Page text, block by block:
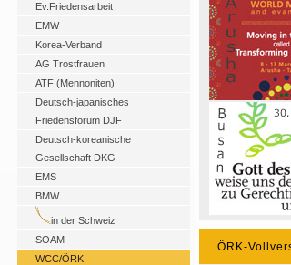
Ev.Friedensarbeit
EMW
Korea-Verband
AG Trostfrauen
ATF (Mennoniten)
Deutsch-japanisches
Friedensforum DJF
Deutsch-koreanische
Gesellschaft DKG
EMS
BMW
in der Schweiz
SOAM
WCC/ÖRK
ÖRK-